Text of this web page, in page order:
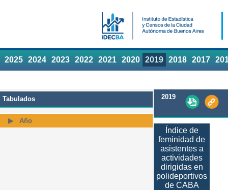
2025 2024 2023 2022 2021 2020 2019 2018 2017
Tabulados
Año
2019
Índice de
feminidad de
asistentes a
actividades
dirigidas en
polideportivos
de CABA